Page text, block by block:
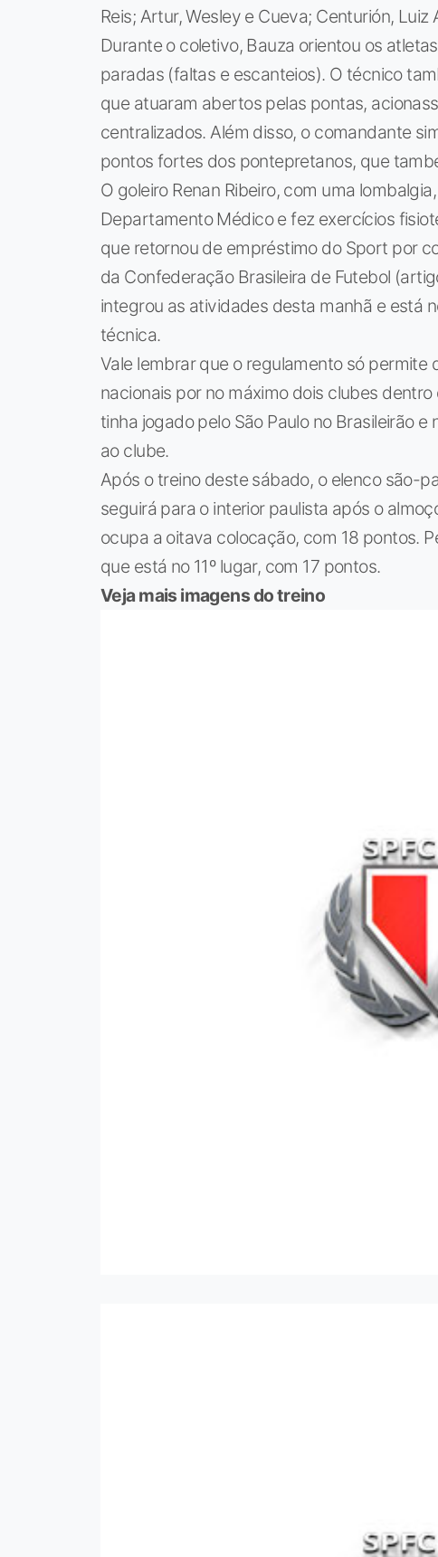
Reis; Artur, Wesley e Cueva; Centurión, Luiz
Durante o coletivo, Bauza orientou os
paradas (faltas e escanteios). O técnico
que atuaram abertos pelas pontas,
centralizados. Além disso, o comandante
pontos fortes dos pontepretanos, que
O goleiro Renan Ribeiro, com uma
Departamento Médico e fez exercícios
que retornou de empréstimo do Sport por
da Confederação Brasileira de Futebol
integrou as atividades desta manhã e está
técnica.
Vale lembrar que o regulamento só
nacionais por no máximo dois clubes
tinha jogado pelo São Paulo no Brasileirão
ao clube.
Após o treino deste sábado, o elenco são-
seguirá para o interior paulista após o
ocupa a oitava colocação, com 18 pontos.
que está no 11º lugar, com 17 pontos.
Veja mais imagens do treino